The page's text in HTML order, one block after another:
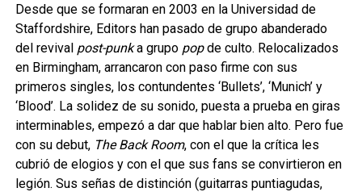
Desde que se formaran en 2003 en la Universidad de
Staffordshire, Editors han pasado de grupo abanderado
del revival post-punka grupo popde culto. Relocalizados
en Birmingham, arrancaron con paso firme con sus
primeros singles, los contundentes ‘Bullets’, ‘Munich’ y
‘Blood’. La solidez de su sonido, puesta a prueba en giras
interminables, empezó a dar que hablar bien alto. Pero fue
con su debut, The Back Room, con el que la crítica les
cubrió de elogios y con el que sus fans se convirtieron en
legión. Sus señas de distinción (guitarras puntiagudas,